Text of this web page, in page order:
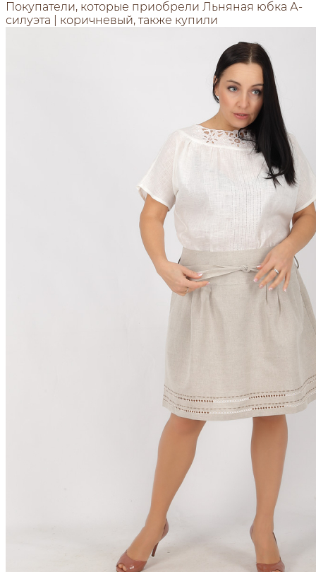
Покупатели, которые приобрели Льняная юбка А-
силуэта | коричневый, также купили